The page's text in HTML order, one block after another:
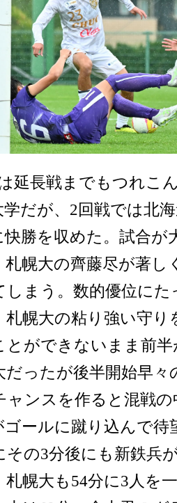
延長戦までもつれこ
だが、2回戦では北
快勝を収めた。試合が
札幌大の齊藤尽が著し
しまう。数的優位にた
札幌大の粘り強い守
とができないまま前
だったが後半開始早々
ャンスを作ると混戦
ゴールに蹴り込んで待
その3分後にも新鉄兵
札幌大も54分に3人を